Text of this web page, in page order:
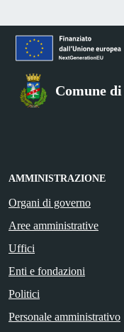
Comune
AMMINISTRAZIONE
Organi di governo
Aree amministrative
Uffici
Enti e fondazioni
Politici
Personale amministrativo